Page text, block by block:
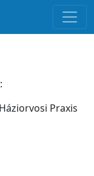
Praxis